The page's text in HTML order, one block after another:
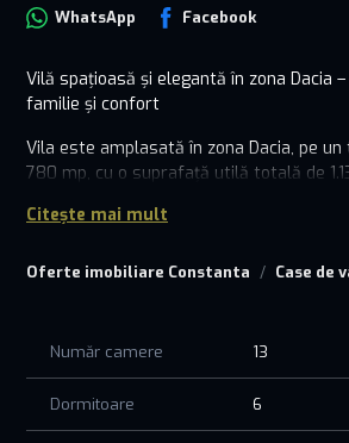
Oferte imobiliare Constanta Case de
WhatsApp Facebook
Vilă spațioasă și elegantă în zona Dacia
familie și confort
Vila este amplasată în zona Dacia, pe
780 mp, cu o suprafață utilă totală de
spațiu, lumină și intimitate, fiind ideală
automatizat + apartament complet
Parter: două livinguri luminoase și
Citește mai mult
Număr camere 13
Dormitoare 6